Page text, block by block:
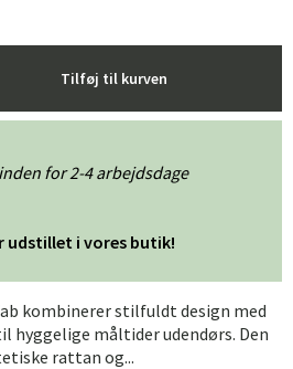
Tilføj til kurven
udstillet i vores butik!
for 2-4 arbejdsdage
kombinerer stilfuldt design med
hyggelige måltider udendørs. Den
rattan og...